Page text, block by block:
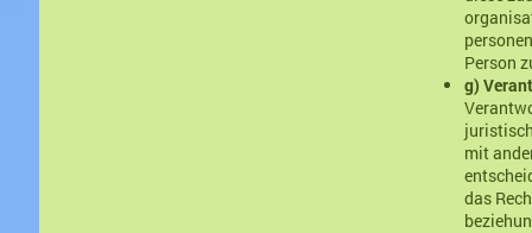
Person
g)
mit
das